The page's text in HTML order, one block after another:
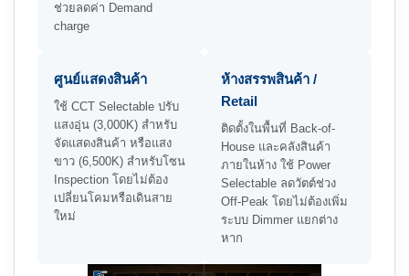
ช่วยลดค่า Demand
charge
ศูนย์แสดงสินค้า
ใช้ CCT Selectable ปรับ
แสงอุ่น (3,000K) สำหรับ
จัดแสดงสินค้า หรือแสง
ขาว (6,500K) สำหรับโซน
Inspection โดยไม่ต้อง
เปลี่ยนโคมหรือเดินสาย
ใหม่
ห้างสรรพสินค้า /
Retail
ติดตั้งในพื้นที่ Back-of-
House และคลังสินค้า
ภายในห้าง ใช้ Power
Selectable ลดวัตต์ช่วง
Off-Peak โดยไม่ต้องเพิ่ม
ระบบ Dimmer แยกต่าง
หาก